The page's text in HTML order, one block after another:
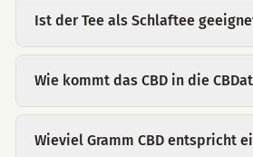
Ist der Tee als Schlaftee
Wie kommt das CBD in die
Wieviel Gramm CBD entspricht